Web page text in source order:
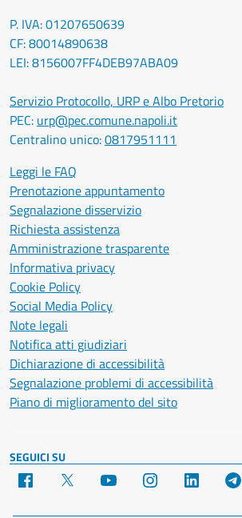
P. IVA: 01207650639
CF: 80014890638
LEI: 8156007FF4DEB97ABA09
Servizio Protocollo, URP e Albo Pretorio
PEC: urp@pec.comune.napoli.it
Centralino unico:0817951111
Leggi le FAQ
Prenotazione appuntamento
Segnalazione disservizio
Richiesta assistenza
Amministrazione trasparente
Informativa privacy
Cookie Policy
Social Media Policy
Note legali
Notifica atti giudiziari
Dichiarazione di accessibilità
Segnalazione problemi di accessibilità
Piano di miglioramento del sito
SEGUICI SU
Facebook YouTube Instagram LinkedIn